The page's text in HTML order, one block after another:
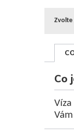
Zvolte
Co